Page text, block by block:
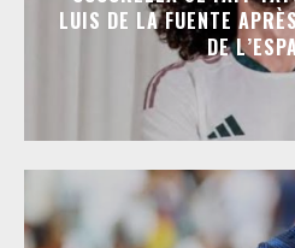
LUIS DE LA FUENTE
DE